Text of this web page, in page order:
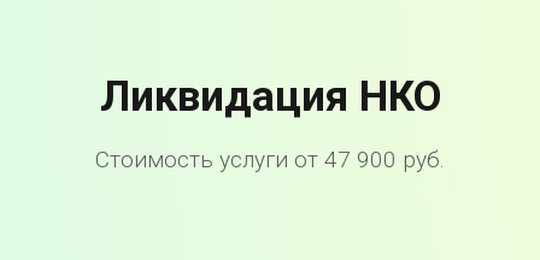
Ликвидация НКО
Стоимость услуги от 47 900 руб.